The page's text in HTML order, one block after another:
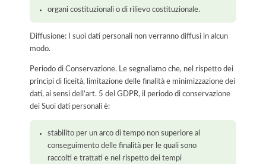
organi costituzionali o di rilievo costituzionale.
Diffusione: I suoi dati personali non verranno diffusi in alcun
modo.
Periodo di Conservazione. Le segnaliamo che, nel rispetto dei
principi di liceità, limitazione delle finalità e minimizzazione dei
dati, ai sensi dell’art. 5 del GDPR, il periodo di conservazione
dei Suoi dati personali è:
stabilito per un arco di tempo non superiore al
conseguimento delle finalità per le quali sono
raccolti e trattati e nel rispetto dei tempi